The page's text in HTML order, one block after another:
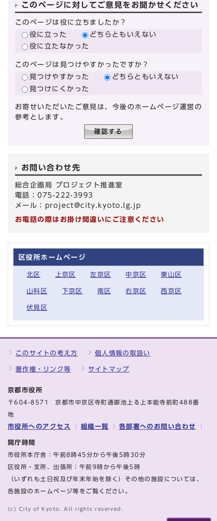
このページに対してご意見をお聞かせください
このページは役に立ちましたか？
役に立った
どちらともいえない
役に立たなかった
このページは見つけやすかったですか？
見つけやすかった
どちらともいえない
見つけにくかった
お寄せいただいたご意見は、今後のホームページ運営の
参考とします。
お問い合わせ先
総合企画局 プロジェクト推進室
電話：075-222-3993
メール： project@city.kyoto.lg.jp
お電話の際はお掛け間違いにご注意ください
区役所ホームページ
北区 上京区 左京区 中京区 東山区
山科区 下京区 南区 右京区 西京区
伏見区
このサイトの考え方 個人情報の取扱い
著作権・リンク等 サイトマップ
京都市役所
〒604-8571 京都市中京区寺町通御池上る上本能寺前町488番
地
市役所へのアクセス 組織一覧 各部署へのお問い合わせ
開庁時間
市役所本庁舎：午前8時45分から午後5時30分
区役所・支所、出張所：午前9時から午後5時
（いずれも土日祝及び年末年始を除く）その他の施設については、
各施設のホームページ等をご覧ください。
(c) City of Kyoto. All rights reserved.